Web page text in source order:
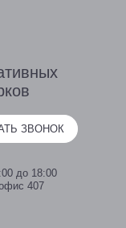
ЗВОНОК
до 18:00
407